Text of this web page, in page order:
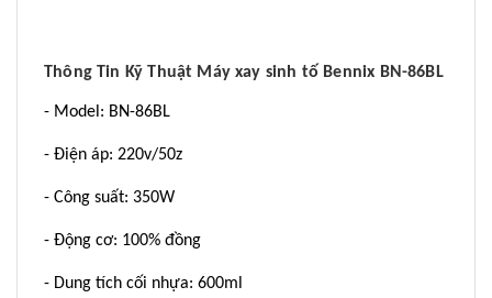
Thông Tin Kỹ Thuật Máy xay sinh tố Bennix BN-86BL
- Model: BN-86BL
- Điện áp: 220v/50z
- Công suất: 350W
- Động cơ: 100% đồng
- Dung tích cối nhựa: 600ml